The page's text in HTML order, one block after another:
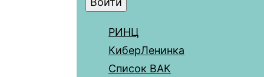
РИНЦ
КиберЛенинка
Список ВАК